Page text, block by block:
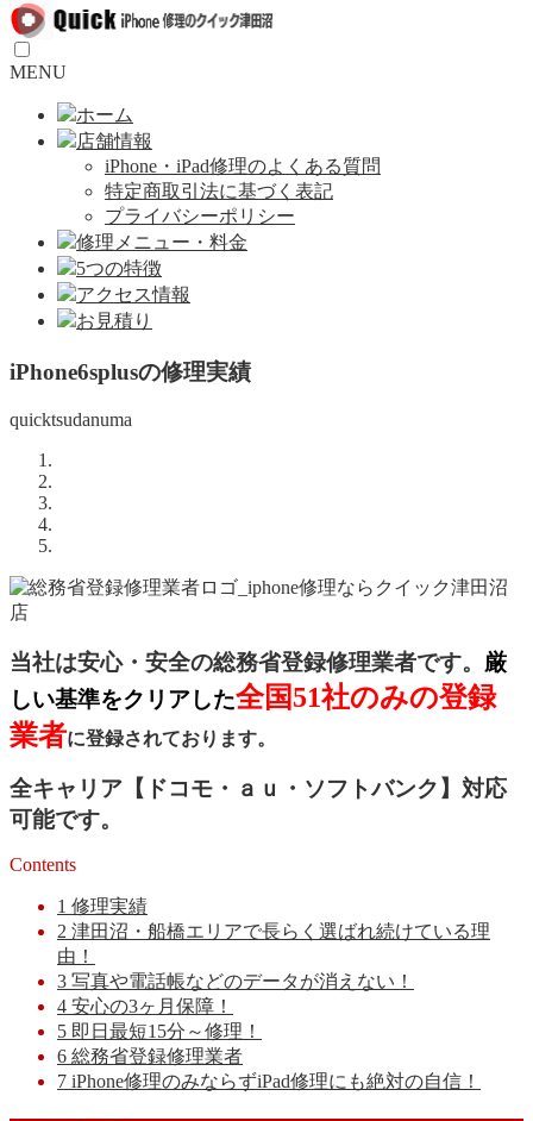
MENU
ホーム
店舗情報
iPhone・iPad修理のよくある質問
特定商取引法に基づく表記
プライバシーポリシー
修理メニュー・料金
5つの特徴
アクセス情報
お見積り
iPhone6splusの修理実績
quicktsudanuma
当社は安心・安全の総務省登録修理業者です。 厳
しい基準をクリアした全国51社のみの登録
業者に登録されております。
全キャリア【ドコモ・ａｕ・ソフトバンク】対応
可能です。
Contents
1 修理実績
2 津田沼・船橋エリアで長らく選ばれ続けている理
由！
3 写真や電話帳などのデータが消えない！
4 安心の3ヶ月保障！
5 即日最短15分～修理！
6 総務省登録修理業者
7 iPhone修理のみならずiPad修理にも絶対の自信！